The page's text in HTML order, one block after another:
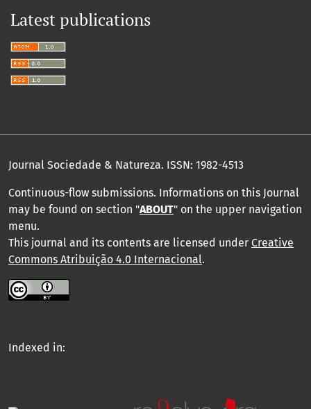
Latest publications
Journal Sociedade & Natureza. ISSN: 1982-4513
Continuous-flow submissions. Informations on this Journal
may be found on section "ABOUT" on the upper navigation
menu.
This journal and its contents are licensed under Creative
Commons Atribuição 4.0 Internacional.
Indexed in: